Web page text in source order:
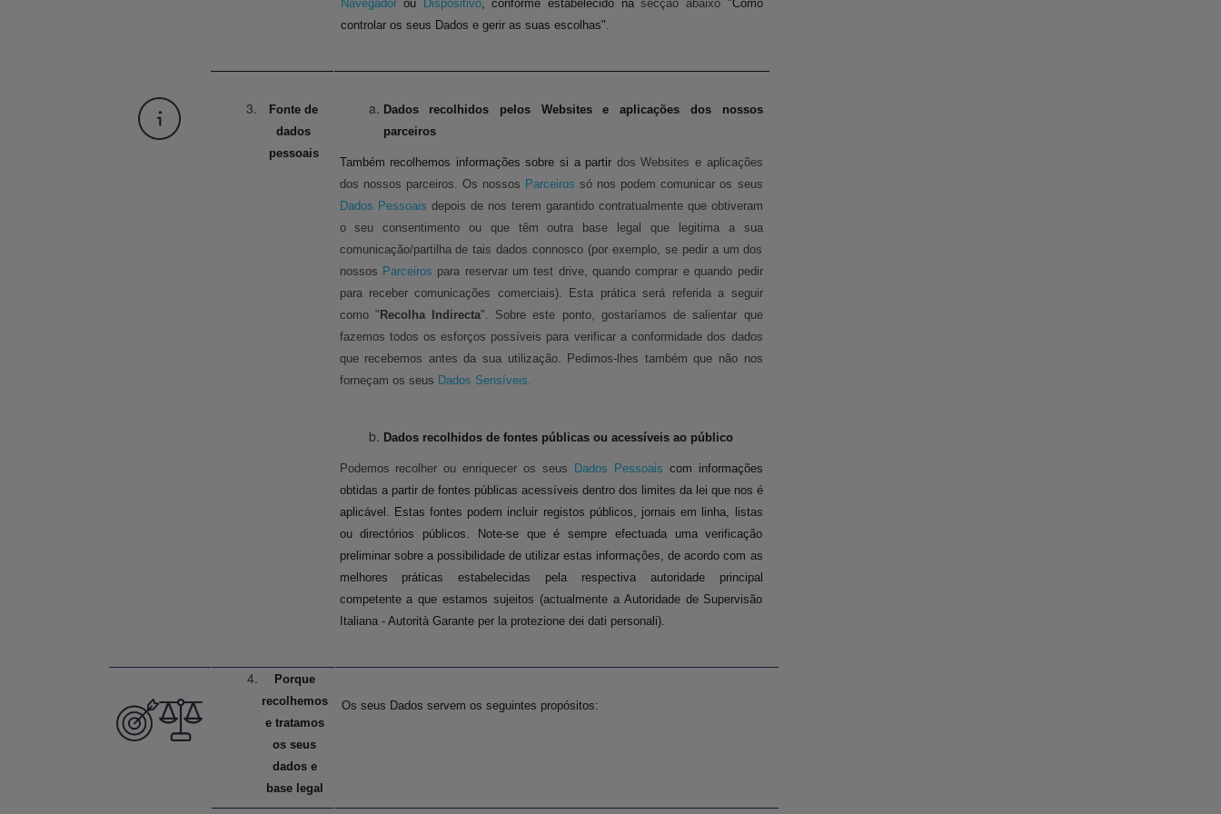
Navegadorou Dispositivo, conforme estabelecido nasecção abaixo "Como
controlar os seus Dados e gerir as suas escolhas".
Fonte de
dados
pessoais
Dados recolhidos pelos Websites e aplicações dos nossos
parceiros
Também recolhemos informações sobre si a partir dos Websites e aplicações
dos nossos parceiros. Os nossos Parceirossó nos podem comunicar os seus
Dados Pessoais depois de nos terem garantido contratualmente que obtiveram
o seu consentimento ou que têm outra base legal que legitima a sua
comunicação/partilha de tais dados connosco (por exemplo, se pedir a um dos
nossos Parceiros para reservar um test drive, quando comprar e quando pedir
para receber comunicações comerciais). Esta prática será referida a seguir
como " Recolha Indirecta". Sobre este ponto, gostaríamos de salientar que
fazemos todos os esforços possíveis para verificar a conformidade dos dados
que recebemos antes da sua utilização. Pedimos-lhes também que não nos
forneçam os seus Dados Sensíveis.
Dados recolhidos de fontes públicas ou acessíveis ao público
Podemos recolher ou enriquecer os seus Dados Pessoais com informações
obtidas a partir de fontes públicas acessíveis dentro dos limites da lei que nos é
aplicável. Estas fontes podem incluir registos públicos, jornais em linha, listas
ou directórios públicos. Note-se que é sempre efectuada uma verificação
preliminar sobre a possibilidade de utilizar estas informações, de acordo com as
melhores práticas estabelecidas pela respectiva autoridade principal
competente a que estamos sujeitos (actualmente a Autoridade de Supervisão
Italiana - Autorità Garante per la protezione dei dati personali).
Porque
recolhemos
e tratamos
os seus
dados e
base legal
Os seus Dados servem os seguintes propósitos: